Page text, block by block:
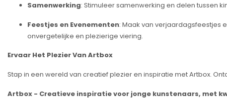
Samenwerking: Stimuleer samenwerking en delen tussen
Feestjes en Evenementen: Maak van verjaardagsfeestjes
onvergetelijke en plezierige viering.
Ervaar Het Plezier Van Artbox
Stap in een wereld van creatief plezier en inspiratie met Artbox.
Artbox - Creatieve inspiratie voor jonge kunstenaars, met